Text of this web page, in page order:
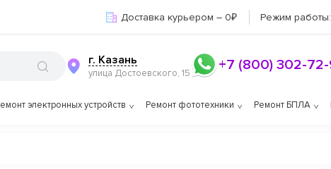
Доставка курьером – 0₽ Режим работы:
г. Казань
улица Достоевского, 15 +7 (800) 302-
электронных устройств Ремонт фототехники Ремонт БПЛА